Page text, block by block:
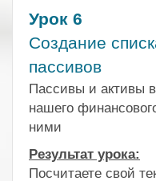
Урок 6
Создание
пассивов
Пассивы и активы
нашего
ними
Результат урока:
Посчитаете свой